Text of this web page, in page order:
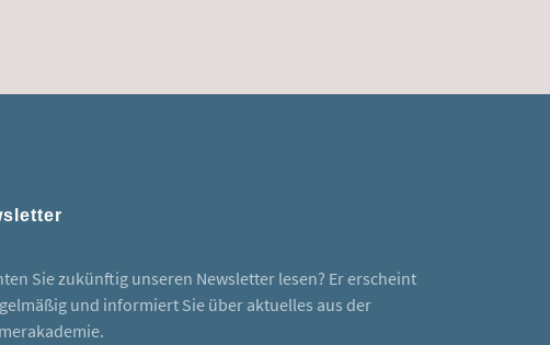
Sie zukünftig unseren Newsletter lesen? Er erscheint
und informiert Sie über aktuelles aus der